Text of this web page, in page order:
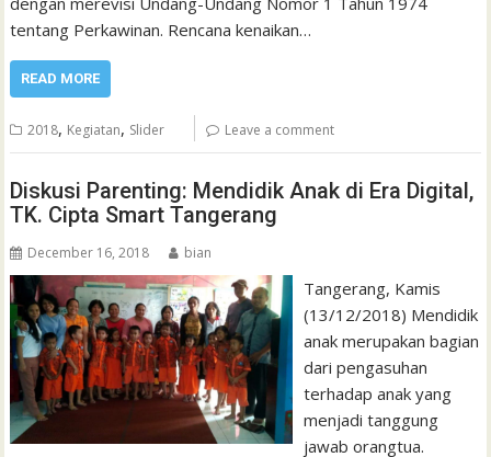
tentang Perkawinan. Rencana kenaikan…
READ MORE
2018, Kegiatan, Slider Leave a comment
Diskusi Parenting: Mendidik Anak di Era Digital,
TK. Cipta Smart Tangerang
December 16, 2018 bian
Tangerang, Kamis
(13/12/2018) Mendidik
anak merupakan bagian
dari pengasuhan
terhadap anak yang
menjadi tanggung
jawab orangtua.